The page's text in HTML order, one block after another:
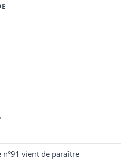
n°91 vient de paraître